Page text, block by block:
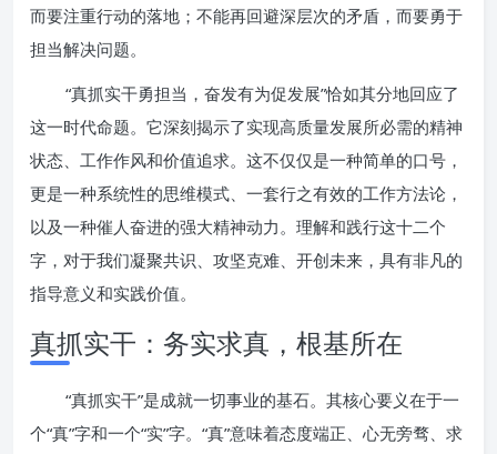
而要注重行动的落地；不能再回避深层次的矛盾，而要勇于
担当解决问题。
“真抓实干勇担当，奋发有为促发展”恰如其分地回应了
这一时代命题。它深刻揭示了实现高质量发展所必需的精神
状态、工作作风和价值追求。这不仅仅是一种简单的口号，
更是一种系统性的思维模式、一套行之有效的工作方法论，
以及一种催人奋进的强大精神动力。理解和践行这十二个
字，对于我们凝聚共识、攻坚克难、开创未来，具有非凡的
指导意义和实践价值。
真抓实干：务实求真，根基所在
“真抓实干”是成就一切事业的基石。其核心要义在于一
个“真”字和一个“实”字。“真”意味着态度端正、心无旁骛、求